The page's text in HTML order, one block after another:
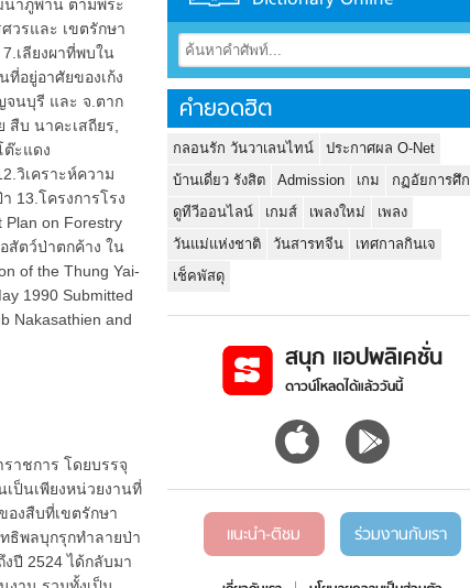
นาภูพาน ตามพระ
วรและ เขตรักษา
เลียงผาที่พบใน
ที่อยู่อาศัยของเก้ง
จนบุรี และ จ.ตาก
สืบ นาคะเสถียร,
ะแดง
วิเคราะห์ความ
13.โครงการโรง
on Forestry
สัตว์ป่าตกค้าง ใน
of the Thung Yai-
1990 Submitted
Nakasathien and
าชการ โดยบรรจุ
ป็นเพียงหน่วยงานที่
องสืบที่เขตรักษา
ธิพลบุกรุกทำลายป่า
ปี 2524 ได้กลับมา
คำยอดฮิต
กลอนรัก วันวาเลนไทน์
ประกาศผล O-Net
บ้านเดี่ยว รังสิต
Admission เกม
กฏอัยการศึก
ดูทีวีออนไลน์
เกมส์ เพลงใหม่
เพลง
วันแม่แห่งชาติ
วันสารทจีน
เทศกาลกินเจ
เช็คพัสดุ
สนุก แอปพลิเคชั่น
ดาวน์โหลดได้แล้ววันนี้
แนะนำ-ติชม ร่วมงานกับเรา